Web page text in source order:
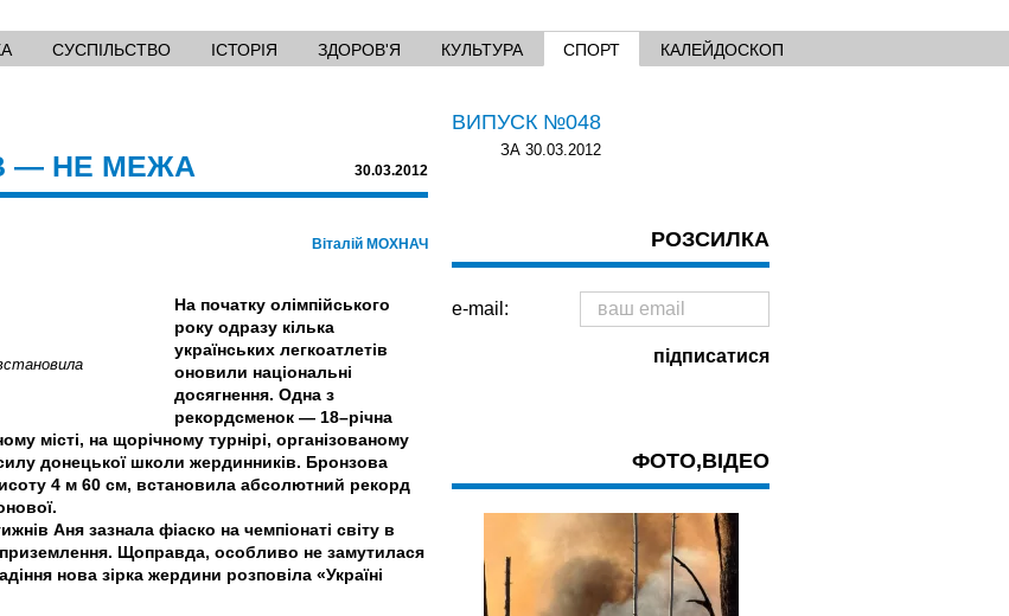
СУСПІЛЬСТВО ІСТОРІЯ ЗДОРОВ'Я КУЛЬТУРА СПОРТ КАЛЕЙДОСКОП
— НЕ МЕЖА 30.03.2012
Віталій МОХНАЧ
На початку олімпійського
року одразу кілька
українських легкоатлетів
оновили національні
досягнення. Одна з
рекордсменок — 18–річна
місті, на щорічному турнірі, організованому
донецької школи жердинників. Бронзова
4 м 60 см, встановила абсолютний рекорд
Аня зазнала фіаско на чемпіонаті світу в
Щоправда, особливо не замутилася
нова зірка жердини розповіла «Україні
ВИПУСК №048
ЗА 30.03.2012
РОЗСИЛКА
e-mail:
ФОТО,ВІДЕО